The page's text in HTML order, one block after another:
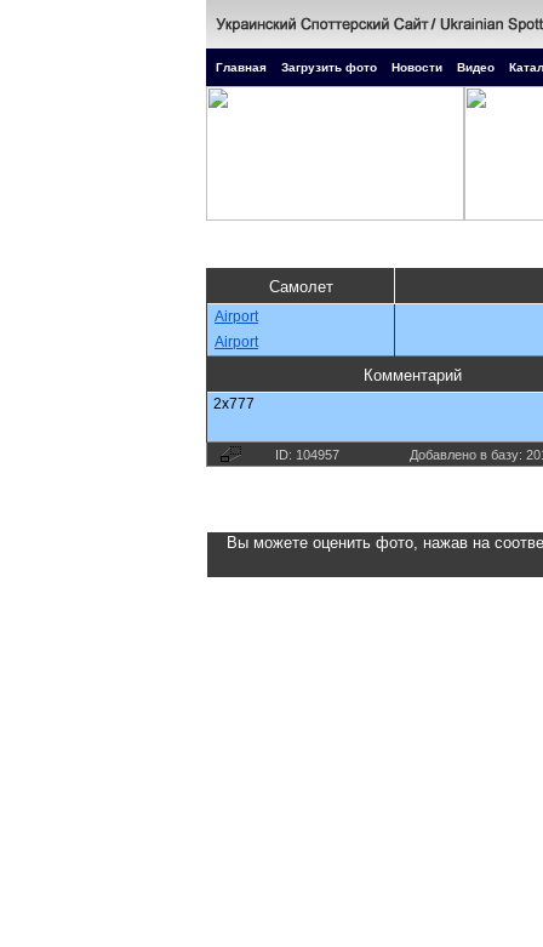
Главная Загрузить фото Новости Видео
Самолет
Airport
Airport
Комментарий
2x777
ID: 104957 Добавлено в базу:
Вы можете оценить фото, нажав на